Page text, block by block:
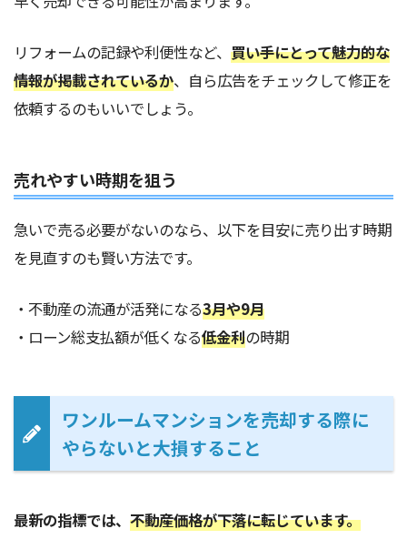
リフォームの記録や利便性など、 買い手にとって魅力的な
情報が掲載されているか、自ら広告をチェックして修正を
依頼するのもいいでしょう。
売れやすい時期を狙う
急いで売る必要がないのなら、以下を目安に売り出す時期
を見直すのも賢い方法です。
・不動産の流通が活発になる3月や9月
・ローン総支払額が低くなる低金利の時期
ワンルームマンションを売却する際に
やらないと大損すること
最新の指標では、 不動産価格が下落に転じています。